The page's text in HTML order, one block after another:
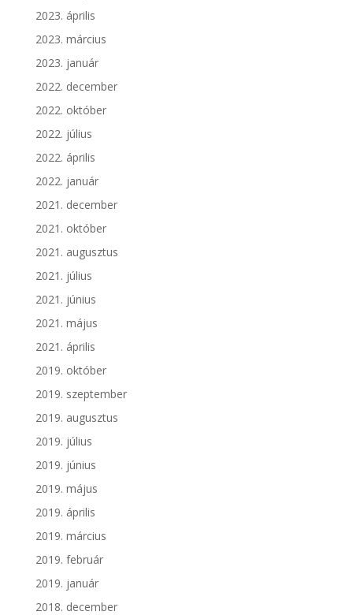
2023. április
2023. március
2023. január
2022. december
2022. október
2022. július
2022. április
2022. január
2021. december
2021. október
2021. augusztus
2021. július
2021. június
2021. május
2021. április
2019. október
2019. szeptember
2019. augusztus
2019. július
2019. június
2019. május
2019. április
2019. március
2019. február
2019. január
2018. december